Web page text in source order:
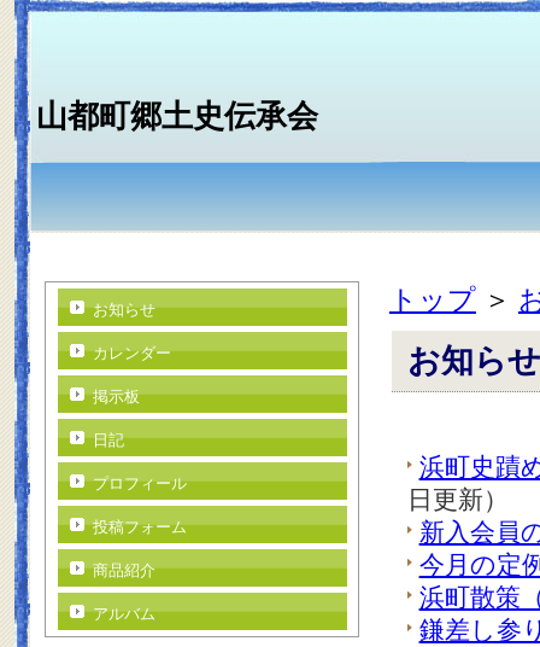
山都町郷土史伝承会
トップ＞
お知ら
浜町史
日更新）
新入会員
今月の定
浜町散策
鎌差し参
お知らせ
カレンダー
掲示板
日記
プロフィール
投稿フォーム
商品紹介
アルバム